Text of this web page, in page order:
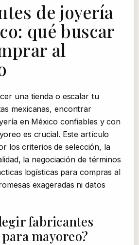
de joyería
qué buscar
al
una tienda o escalar tu
mexicanas, encontrar
en México confiables y con
es crucial. Este artículo
los criterios de selección, la
la negociación de términos
logísticas para compras al
exageradas ni datos
fabricantes
mayoreo?